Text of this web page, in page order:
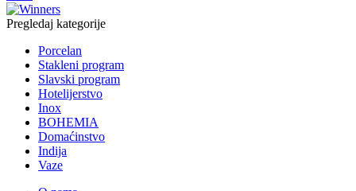
Pregledaj kategorije
Porcelan
Stakleni program
Slavski program
Hotelijerstvo
Inox
BOHEMIA
Domaćinstvo
Indija
Vaze